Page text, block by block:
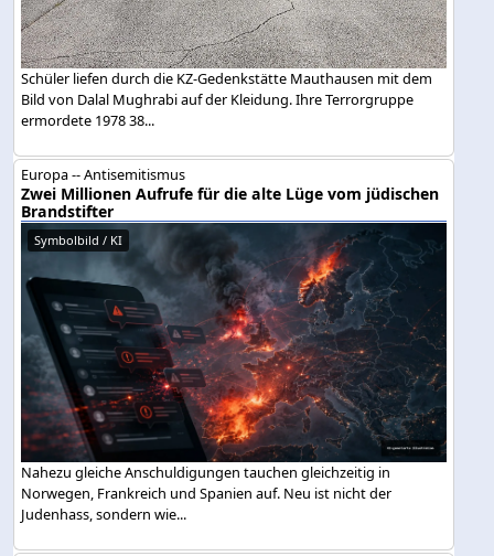
Schüler liefen durch die KZ-Gedenkstätte Mauthausen mit dem
Bild von Dalal Mughrabi auf der Kleidung. Ihre Terrorgruppe
ermordete 1978 38...
Europa -- Antisemitismus
Zwei Millionen Aufrufe für die alte Lüge vom jüdischen
Brandstifter
Symbolbild / KI
Nahezu gleiche Anschuldigungen tauchen gleichzeitig in
Norwegen, Frankreich und Spanien auf. Neu ist nicht der
Judenhass, sondern wie...